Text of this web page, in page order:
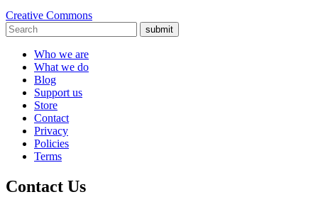
Creative Commons
submit
Who we are
What we do
Blog
Support us
Store
Contact
Privacy
Policies
Terms
Contact Us